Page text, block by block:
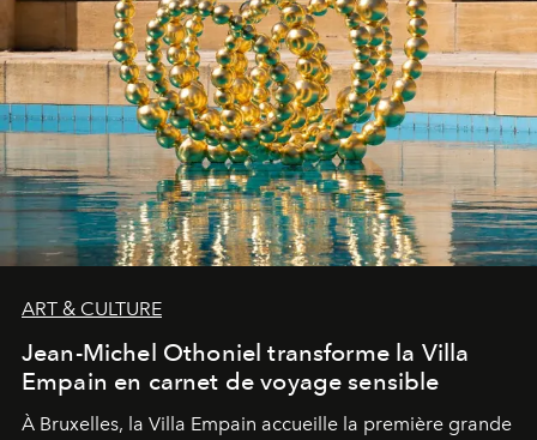
ART & CULTURE
Jean-Michel Othoniel transforme la Villa
Empain en carnet de voyage sensible
À Bruxelles, la Villa Empain accueille la première grande